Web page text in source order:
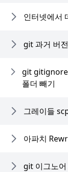
인터넷에서
git 과거 버
git gitignore
폴더 빼기
그레이들
아파치
git 이그노어